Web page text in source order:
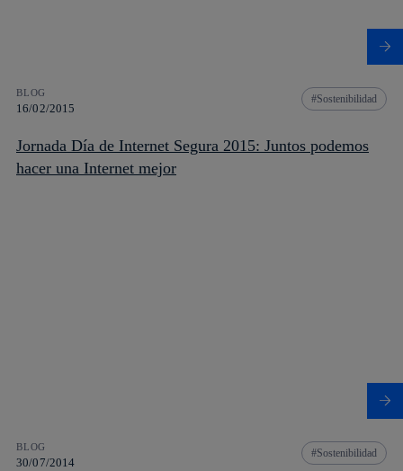
BLOG
16/02/2015
Sostenibilidad
Jornada Día de Internet Segura 2015: Juntos podemos
hacer una Internet mejor
BLOG
30/07/2014
Sostenibilidad